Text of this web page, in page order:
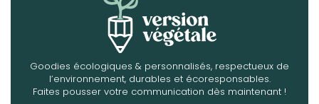
Goodies écologiques & personnalisés, respectueux de
l’environnement, durables et écoresponsables.
Faites pousser votre communication dès maintenant !